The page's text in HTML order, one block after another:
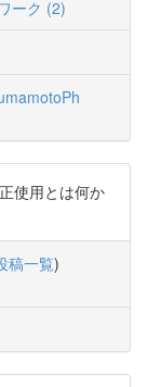
ーク (2)
使用とは何か
稿一覧)